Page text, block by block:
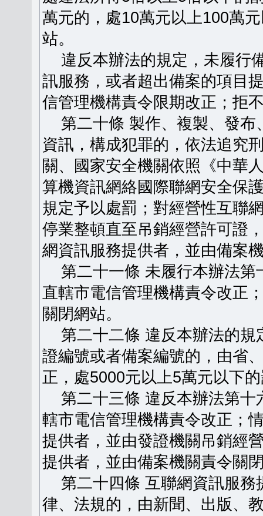
萬元的，處10萬元以上100萬
站。
違反本辦法的規定，未履行
訊服務，或者超出備案的項目
信管理機構責令限期改正；拒
第二十條 製作、複製、發布
資訊，構成犯罪的，依法追究
關、國家安全機關依照《中華
算機資訊網絡國際聯網安全保
規定予以處罰；對經營性互聯
停業整頓直至吊銷經營許可證
網資訊服務提供者，並由備案
第二十一條 未履行本辦法第
直轄市電信管理機構責令改正
關閉網站。
第二十二條 違反本辦法的規
證編號或者備案編號的，由省
正，處5000元以上5萬元以下
第二十三條 違反本辦法第十
轄市電信管理機構責令改正；
提供者，並由發證機關吊銷經
提供者，並由備案機關責令關
第二十四條 互聯網資訊服務
律、法規的，由新聞、出版、